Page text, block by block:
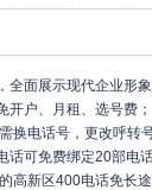
全面展示现代企业形象
户、月租、选号费；
换电话号，更改呼转
可免费绑定20部电
高新区400电话免长途